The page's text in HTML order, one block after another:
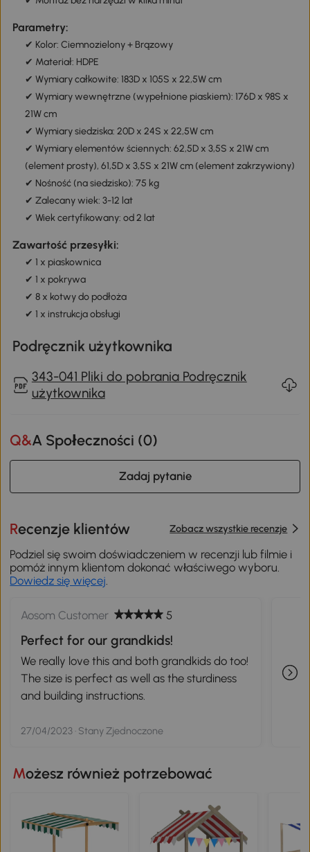
Parametry:
✔ Kolor: Ciemnozielony + Brązowy
✔ Materiał: HDPE
✔ Wymiary całkowite: 183D x 105S x 22,5W cm
✔ Wymiary wewnętrzne (wypełnione piaskiem): 176D x 98S x
21W cm
✔ Wymiary siedziska: 20D x 24S x 22,5W cm
✔ Wymiary elementów ściennych: 62,5D x 3,5S x 21W cm
(element prosty), 61,5D x 3,5S x 21W cm (element zakrzywiony)
✔ Nośność (na siedzisko): 75 kg
✔ Zalecany wiek: 3-12 lat
✔ Wiek certyfikowany: od 2 lat
Zawartość przesyłki:
✔ 1 x piaskownica
✔ 1 x pokrywa
✔ 8 x kotwy do podłoża
✔ 1 x instrukcja obsługi
Podręcznik użytkownika
343-041 Pliki do pobrania Podręcznik
użytkownika
Q&A Społeczności (0)
Zadaj pytanie
Recenzje klientów Zobacz wszystkie recenzje
Podziel się swoim doświadczeniem w recenzji lub filmie i
pomóż innym klientom dokonać właściwego wyboru.
Dowiedz się więcej.
Aosom Customer 5
Perfect for our grandkids!
We really love this and both grandkids do too!
The size is perfect as well as the sturdiness
and building instructions.
27/04/2023 · Stany Zjednoczone
Możesz również potrzebować